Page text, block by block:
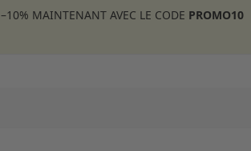
–10% MAINTENANT AVEC LE CODE PROMO10